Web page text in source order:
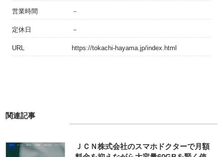
営業時間 －
定休日 －
URL https://tokachi-hayama.jp/index.html
関連記事
ＪＣＮ株式会社のスマホドクターで月額